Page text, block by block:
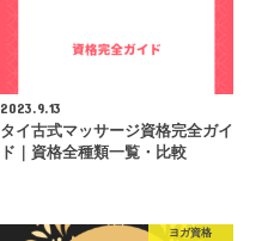
2023.9.13
タイ古式マッサージ資格完全ガイ
ド｜資格全種類一覧・比較
ヨガ資格